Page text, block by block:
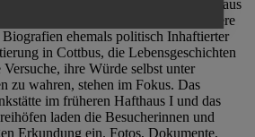
Beispiele politischen Unrechts aus
des 20. Jahrhunderts. Eine besondere
ehemals politisch Inhaftierter
in Cottbus, die Lebensgeschichten
ihre Würde selbst unter
zu wahren, stehen im Fokus. Das
im früheren Hafthaus I und das
laden die Besucherinnen und
Erkundung ein. Fotos, Dokumente,